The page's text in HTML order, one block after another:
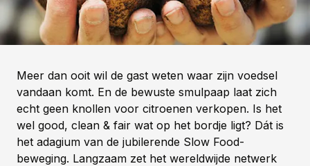
Meer dan ooit wil de gast weten waar zijn voedsel
vandaan komt. En de bewuste smulpaap laat zich
echt geen knollen voor citroenen verkopen. Is het
wel good, clean & fair wat op het bordje ligt? Dát is
het adagium van de jubilerende Slow Food-
beweging. Langzaam zet het wereldwijde netwerk